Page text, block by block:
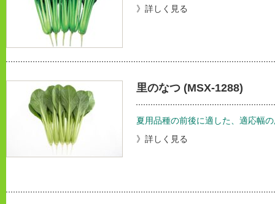
》詳しく見る
里のなつ (MSX-1288)
夏用品種の前後に適した、適応幅
》詳しく見る